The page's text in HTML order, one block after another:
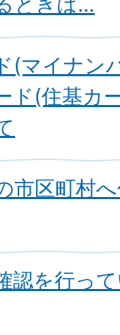
(マイナン
ド(住基カ
市区町村
認を行っ